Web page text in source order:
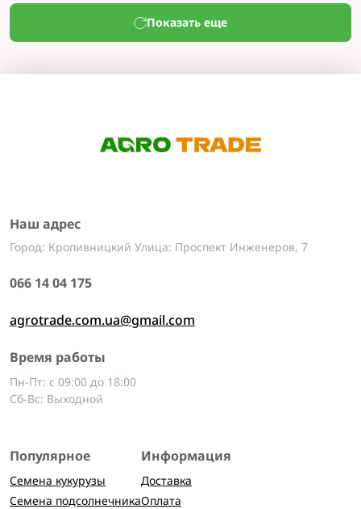
Показать еще
Наш адрес
Город: Кропивницкий Улица: Проспект Инженеров, 7
066 14 04 175
agrotrade.com.ua@gmail.com
Время работы
Пн-Пт: с 09:00 до 18:00
Сб-Вс: Выходной
Популярное
Семена кукурузы
Семена подсолнечника
Информация
Доставка
Оплата